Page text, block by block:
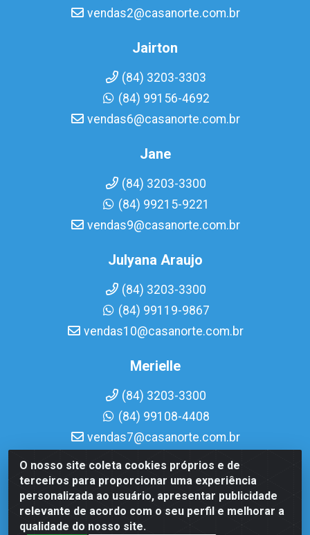
O nosso site coleta cookies próprios e de
terceiros para proporcionar uma experiência
personalizada ao usuário, apresentar publicidade
relevante de acordo com o seu perfil e melhorar a
qualidade do nosso site.
vendas2@casanorte.com.br
Jairton
(84) 3203-3303
(84) 99156-4692
vendas6@casanorte.com.br
Jane
(84) 3203-3300
(84) 99215-9221
vendas9@casanorte.com.br
Julyana Araujo
(84) 3203-3300
(84) 99119-9867
vendas10@casanorte.com.br
Merielle
(84) 3203-3300
(84) 99108-4408
vendas7@casanorte.com.br
Casa Norte LTDA - Av. Interventor Mário Câmara, 1815 -
Dix-Sept Rosado, Natal/RN - CEP 59054-600 - CNPJ
08.713.513/0001-51